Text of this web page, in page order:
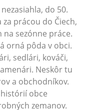
do 50.
prácou do Čiech,
na sezónne práce.
orná pôda v obci.
sedlári, kováči,
Neskôr tu
a obchodníkov.
obce
zemanov.